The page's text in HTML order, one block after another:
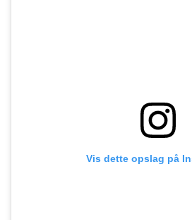
Vis dette opslag på